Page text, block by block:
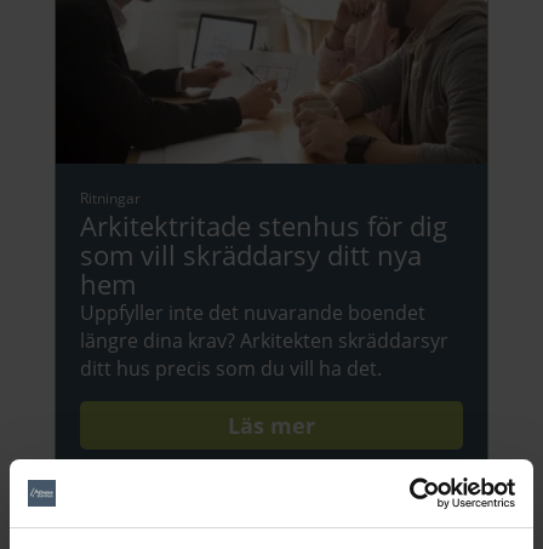
Ritningar
Arkitektritade stenhus för dig
som vill skräddarsy ditt nya
hem
Uppfyller inte det nuvarande boendet
längre dina krav? Arkitekten skräddarsyr
ditt hus precis som du vill ha det.
Läs mer